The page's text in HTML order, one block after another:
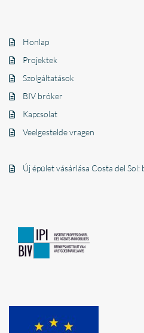
Honlap
Projektek
Szolgáltatások
BIV bróker
Kapcsolat
Veelgestelde vragen
Új épület vásárlása Costa del